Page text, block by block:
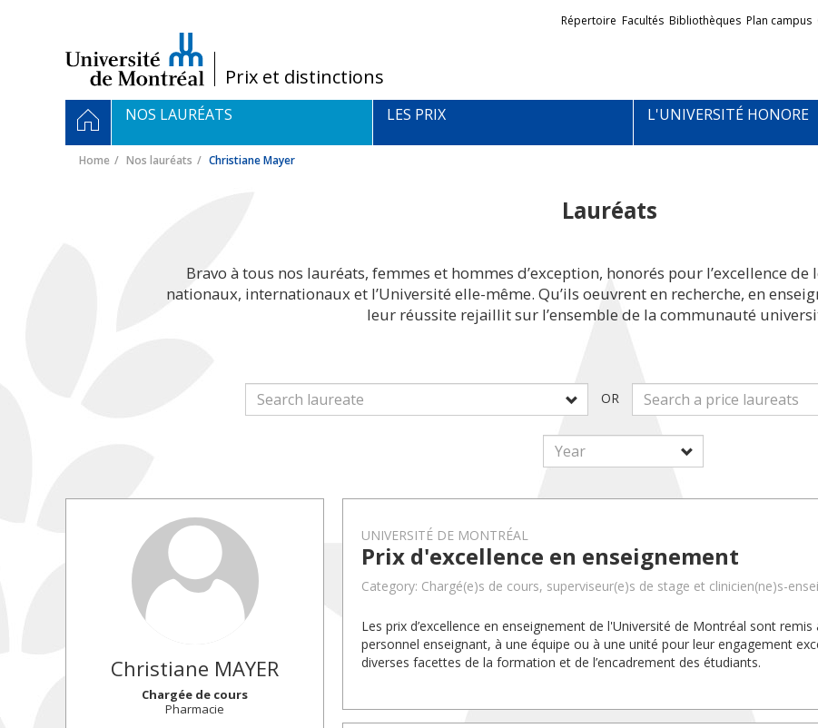
/Prix et distinctions
Liens
externes
Répertoire Facultés Bibliothèques Plan campus
Navigation
principale
HOMENOS LAURÉATS LES PRIX L'UNIVERSITÉ HONORE
Home Nos lauréats Christiane Mayer
Lauréats
Bravo à tous nos lauréats, femmes et hommes d’exception, honorés pour l’excellence
nationaux, internationaux et l’Université elle-même. Qu’ils oeuvrent en recherche, en
leur réussite rejaillit sur l’ensemble de la communauté
OR
Christiane MAYER
Chargée de cours
Pharmacie
UNIVERSITÉ DE MONTRÉAL
Prix d'excellence en enseignement
Category: Chargé(e)s de cours, superviseur(e)s de stage et clinicien(ne)s-
Les prix d’excellence en enseignement de l'Université de Montréal sont
personnel enseignant, à une équipe ou à une unité pour leur engagement
diverses facettes de la formation et de l’encadrement des étudiants.